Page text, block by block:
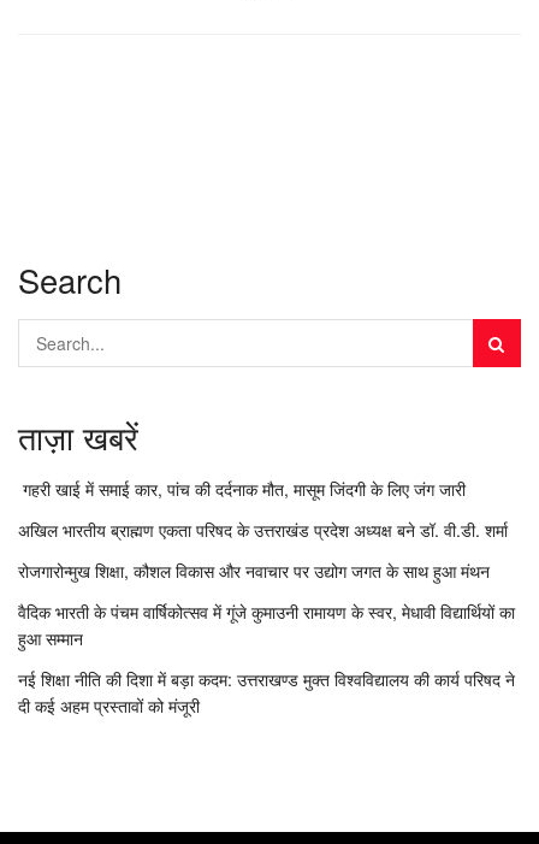
Search
ताज़ा खबरें
गहरी खाई में समाई कार, पांच की दर्दनाक मौत, मासूम जिंदगी के लिए जंग जारी
अखिल भारतीय ब्राह्मण एकता परिषद के उत्तराखंड प्रदेश अध्यक्ष बने डॉ. वी.डी. शर्मा
रोजगारोन्मुख शिक्षा, कौशल विकास और नवाचार पर उद्योग जगत के साथ हुआ मंथन
वैदिक भारती के पंचम वार्षिकोत्सव में गूंजे कुमाउनी रामायण के स्वर, मेधावी विद्यार्थियों का
हुआ सम्मान
नई शिक्षा नीति की दिशा में बड़ा कदम: उत्तराखण्ड मुक्त विश्वविद्यालय की कार्य परिषद ने
दी कई अहम प्रस्तावों को मंजूरी